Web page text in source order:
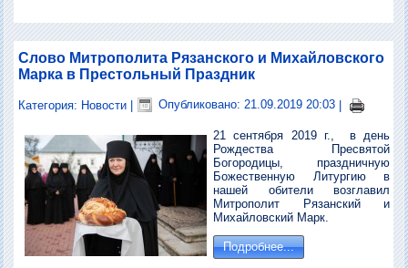
Слово Митрополита Рязанского и Михайловского
Марка в Престольный Праздник
Категория: Новости | Опубликовано: 21.09.2019 20:03 |
21 сентября 2019 г., в день
Рождества Пресвятой
Богородицы, праздничную
Божественную Литургию в
нашей обители возглавил
Митрополит Рязанский и
Михайловский Марк.
Подробнее...